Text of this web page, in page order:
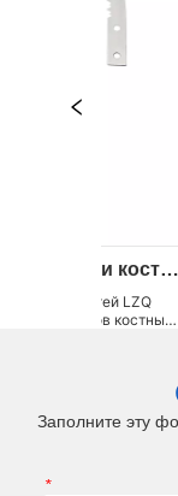
чертежами или
аксессуары по
Заполните эту
*